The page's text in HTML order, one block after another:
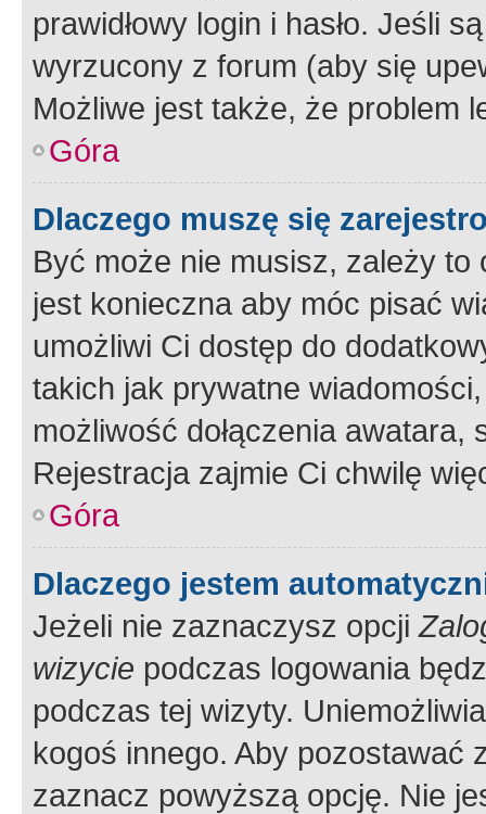
prawidłowy login i hasło. Jeśli
wyrzucony z forum (aby się
Możliwe jest także, że problem
Góra
Dlaczego muszę się
Być może nie musisz, zależy
jest konieczna aby móc pisać
umożliwi Ci dostęp do
takich jak prywatne
możliwość dołączenia
Rejestracja zajmie Ci chwilę
Góra
Dlaczego jestem
Jeżeli nie zaznaczysz opcji
wizycie podczas logowania
podczas tej wizyty.
kogoś innego. Aby pozostawać
zaznacz powyższą opcję. Nie